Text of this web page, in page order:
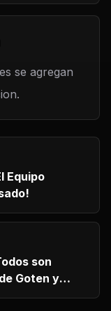
se agregan
Equipo
son